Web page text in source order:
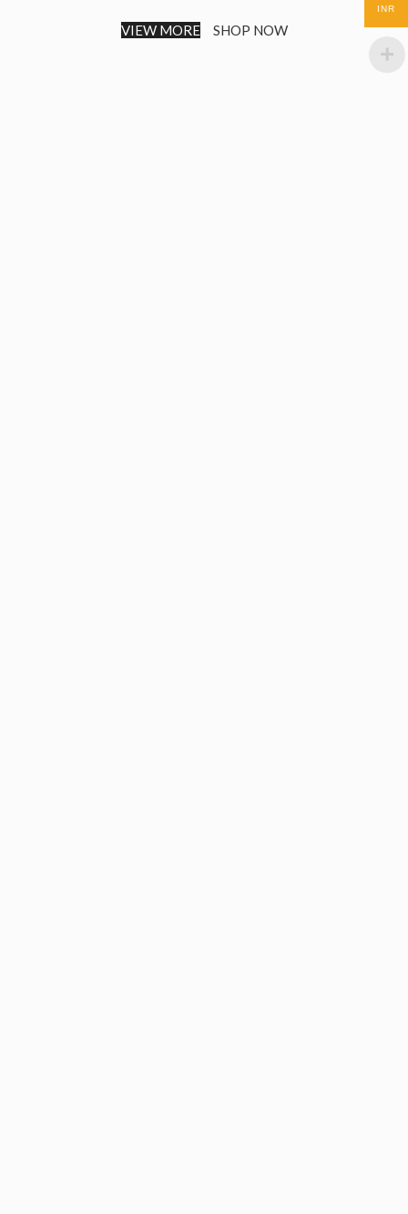
VIEW MORE SHOP NOW
INR